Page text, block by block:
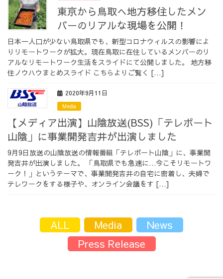
お問い合わせ
東京から鳥取へ地方移住したメン
バーのリアルな現場を公開！
日本一人口が少ない鳥取県でも、新型コロナウィルスの影響によ
りリモートワークが拡大。現在鳥取に在住しているメンバーのリ
アルなリモートワーク生活をスライドにて公開しました。 地方移
住ノウハウまとめスライド ​こちらよりご覧く […]
2020年9月11日
Media
【メディア出演】山陰放送(BSS)「テレポート
山陰」に事業開発吉井が出演しました
9月9日放送の山陰放送の情報番組「テレポート山陰」に、事業開
発吉井が出演しました。 「鳥取県でも急速に…今こそリモートワ
ーク！」というテーマで、事業開発吉井の自宅に密着し、夫婦で
テレワークをする様子や、オンライン会議をす […]
ALL Media
News
Press Release